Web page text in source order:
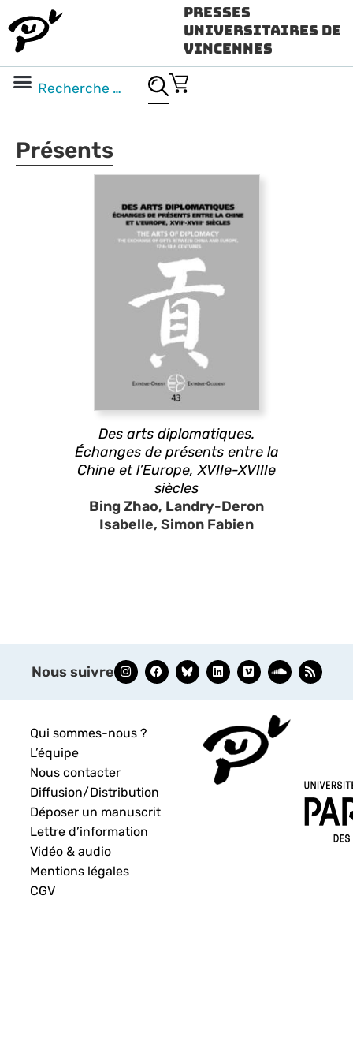
Presses
Universitaires de
Vincennes
Présents
Des arts diplomatiques.
Échanges de présents entre la
Chine et l’Europe, XVIIe-XVIIIe
siècles
Bing Zhao, Landry-Deron
Isabelle, Simon Fabien
Nous suivre
Qui sommes-nous ?
L’équipe
Nous contacter
Diffusion/Distribution
Déposer un manuscrit
Lettre d’information
Vidéo & audio
Mentions légales
CGV